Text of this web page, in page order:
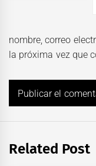
nombre, correo
la próxima vez que
Related Post